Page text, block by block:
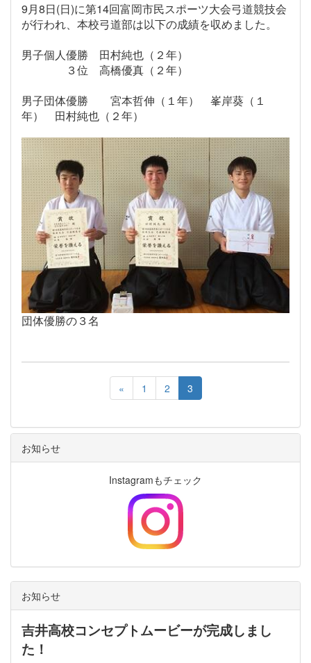
9月8日(日)に第14回富岡市民スポーツ大会弓道競技会
が行われ、本校弓道部は以下の成績を収めました。
男子個人優勝 田村純也（２年）
３位 高橋優真（２年）
男子団体優勝 宮本哲伸（１年） 峯岸葵（１
年） 田村純也（２年）
団体優勝の３名
« 1 2 3
お知らせ
Instagramもチェック
お知らせ
吉井高校コンセプトムービーが完成しまし
た！